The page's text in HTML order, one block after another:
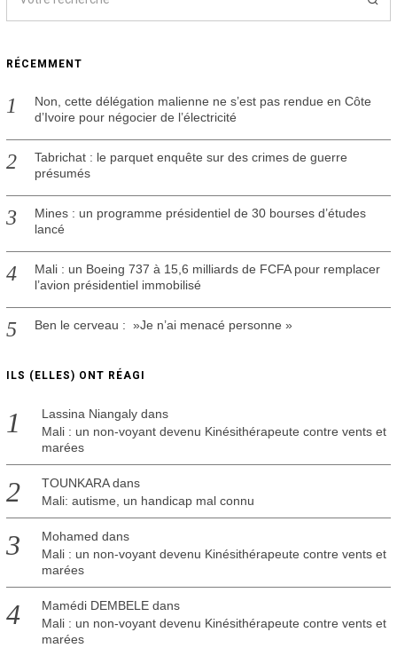
RÉCEMMENT
Non, cette délégation malienne ne s’est pas rendue en Côte
d’Ivoire pour négocier de l’électricité
Tabrichat : le parquet enquête sur des crimes de guerre
présumés
Mines : un programme présidentiel de 30 bourses d’études
lancé
Mali : un Boeing 737 à 15,6 milliards de FCFA pour remplacer
l’avion présidentiel immobilisé
Ben le cerveau : »Je n’ai menacé personne »
ILS (ELLES) ONT RÉAGI
Lassina Niangalydans
Mali : un non-voyant devenu Kinésithérapeute contre vents et
marées
TOUNKARAdans
Mali: autisme, un handicap mal connu
Mohamed dans
Mali : un non-voyant devenu Kinésithérapeute contre vents et
marées
Mamédi DEMBELEdans
Mali : un non-voyant devenu Kinésithérapeute contre vents et
marées